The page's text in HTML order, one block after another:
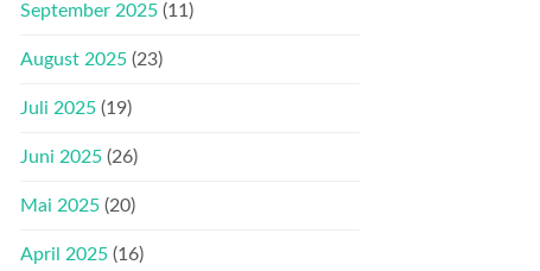
September 2025 (11)
August 2025 (23)
Juli 2025 (19)
Juni 2025 (26)
Mai 2025 (20)
April 2025 (16)